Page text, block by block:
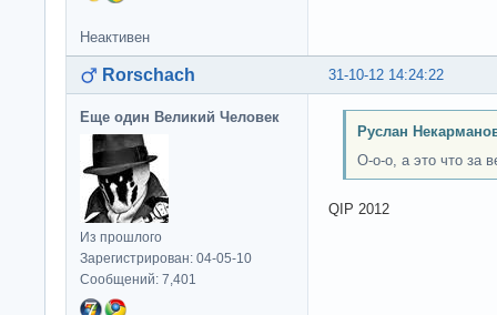
Неактивен
31-10-12 14:24:22
Rorschach
Еще один Великий Человек
Из прошлого
Зарегистрирован: 04-05-10
Сообщений: 7,401
Руслан
О-о-о, а это что за
QIP 2012